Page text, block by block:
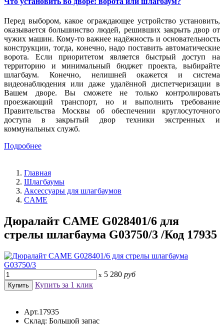
Перед выбором, какое ограждающее устройство установить,
оказывается большинство людей, решивших закрыть двор от
чужих машин. Кому-то важнее надёжность и основательность
конструкции, тогда, конечно, надо поставить автоматические
ворота. Если приоритетом является быстрый доступ на
территорию и минимальный бюджет проекта, выбирайте
шлагбаум. Конечно, нелишней окажется и система
видеонаблюдения или даже удалённой диспетчеризации в
Вашем дворе. Вы сможете не только контролировать
проезжающий транспорт, но и выполнить требование
Правительства Москвы об обеспечении круглосуточного
доступа в закрытый двор техники экстренных и
коммунальных служб.
Подробнее
Главная
Шлагбаумы
Аксессуары для шлагбаумов
CAME
Дюралайт CAME G028401/6 для
стрелы шлагбаума G03750/3 /Код 17935
x 5 280 руб
Купить за 1 клик
Арт.17935
Склад: Большой запас